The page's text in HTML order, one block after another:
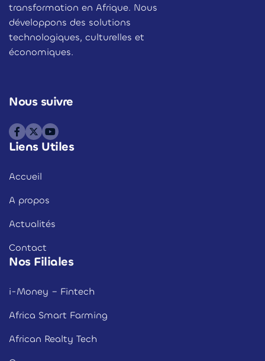
transformation en Afrique. Nous
développons des solutions
technologiques, culturelles et
économiques.
Nous suivre
Liens Utiles
Accueil
A propos
Actualités
Contact
Nos Filiales
i-Money – Fintech
Africa Smart Farming
African Realty Tech